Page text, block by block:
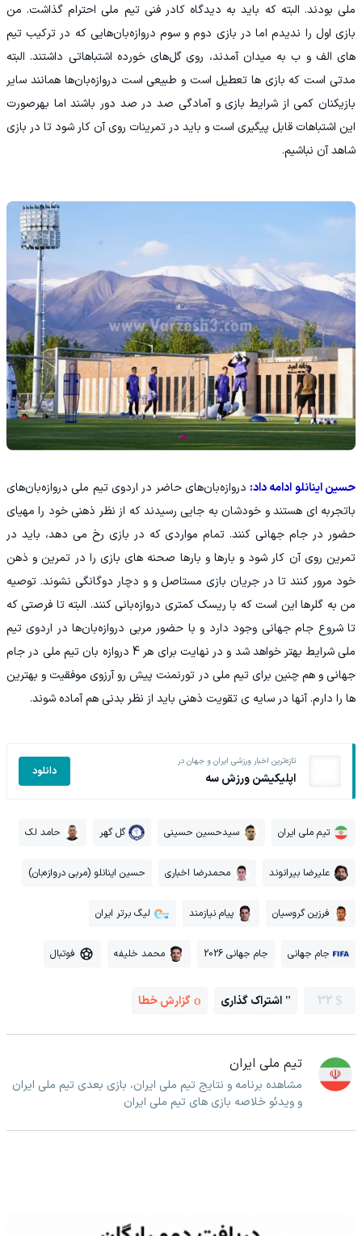
ملی بودند. البته که باید به دیدگاه کادر فنی تیم ملی احترام گذاشت. من
بازی اول را ندیدم اما در بازی دوم و سوم دروازه‌بان‌هایی که در ترکیب تیم
های الف و ب به میدان آمدند، روی گل‌های خورده اشتباهاتی داشتند. البته
مدتی است که بازی ها تعطیل است و طبیعی است دروازه‌بان‌ها همانند سایر
بازیکنان کمی از شرایط بازی و آمادگی صد در صد دور باشند اما بهرصورت
این اشتباهات قابل پیگیری است و باید در تمرینات روی آن کار شود تا در بازی
شاهد آن نباشیم.
حسین اینانلو ادامه داد: دروازه‌بان‌های حاضر در اردوی تیم ملی دروازه‌بان‌های
باتجربه ای هستند و خودشان به جایی رسیدند که از نظر ذهنی خود را مهیای
حضور در جام جهانی کنند. تمام مواردی که در بازی رخ می دهد، باید در
تمرین روی آن کار شود و بارها و بارها صحنه های بازی را در تمرین و ذهن
خود مرور کنند تا در جریان بازی مستاصل و و دچار دوگانگی نشوند. توصیه
من به گلرها این است که با ریسک کمتری دروازه‌بانی کنند. البته تا فرصتی که
تا شروع جام جهانی وجود دارد و با حضور مربی دروازه‌بان‌ها در اردوی تیم
ملی شرایط بهتر خواهد شد و در نهایت برای هر 4 دروازه بان تیم ملی در جام
جهانی و هم چنین برای تیم ملی در تورنمنت پیش رو آرزوی موفقیت و بهترین
ها را دارم. آنها در سایه ی تقویت ذهنی باید از نظر بدنی هم آماده شوند.
تازه‌ترین اخبار ورزشی ایران و جهان در
اپلیکیشن ورزش سه دانلود
تیم ملی ایران سیدحسین حسینی گل گهر حامد لک
علیرضا بیرانوند محمدرضا اخباری حسین اینانلو (مربی دروازه‌بان)
فرزین گروسیان پیام نیازمند لیگ برتر ایران
جام جهانی جام جهانی 2026 محمد خلیفه فوتبال
32 اشتراک گذاری گزارش خطا
تیم ملی ایران
مشاهده برنامه و نتایج تیم ملی ایران، بازی بعدی تیم ملی ایران
و ویدئو خلاصه بازی های تیم ملی ایران